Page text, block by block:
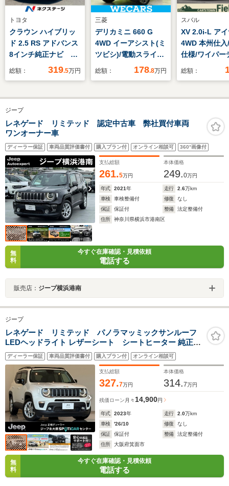
トヨタ
クラウン ハイブリッ
ド 2.5 RS アドバンス
8インチ純正ナビ バ
ックカメラ 衝突被害
ハーフレザーシート
ドラレコ コーナーセ
ンサー LEDヘッド
ビルトインETC 純正
18インチアルミ オ
ートハイビーム
総額： 319.5万円
三菱
デリカミニ 660 G
4WD イーアシスト(ミ
ツビシ)/電動スライド
ドア/シートヒーター
ルミホイール 純正 15
ドウ/エンジンスター
総額： 178.8万円
スバル
XV 2.0i-L ア
4WD 本州仕
仕様/ワイパー
サー/LEDヘッ
プ/レーダーク
ライブレコー
ー/ETC/17イ
アルミ/バック
ナノイー
総額：
ジープ
レネゲード リミテッド 認定中古車 弊社買付車両
ワンオーナー車
ディーラー保証 車両品質評価書付 購入プラン付 オンライン相談可 360°画像付
支払総額
261.5万円
本体価格
249.0万円
年式 2021年 走行 2.6万km
車検
車検整備付 修復
なし
保証
保証付 整備
法定整備付
住所
神奈川県横浜市港南区
無
料
今すぐ在庫確認・見積依頼
電話する
販売店： ジープ横浜港南
ジープ
レネゲード リミテッド パノラマッミックサンルーフ
LEDヘッドライト レザーシート シートヒーター 純正
AW AppleCarplay Bluetooth ACC 純正ナビゲーション
前面衝突警報 バックカメラ 認定中古車保証
ディーラー保証 車両品質評価書付 購入プラン付 オンライン相談可
支払総額
327.7万円
本体価格
314.7万円
残価ローン 月々 14,900円
年式 2023年 走行 2.0万km
車検
'26/10 修復
なし
保証
保証付 整備
法定整備付
住所
大阪府箕面市
無
料
今すぐ在庫確認・見積依頼
電話する